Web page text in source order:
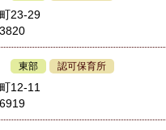
23-29
東部 認可保育所
12-11